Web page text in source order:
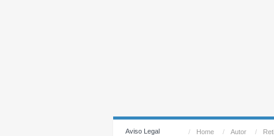
Aviso Legal / Home / Autor /